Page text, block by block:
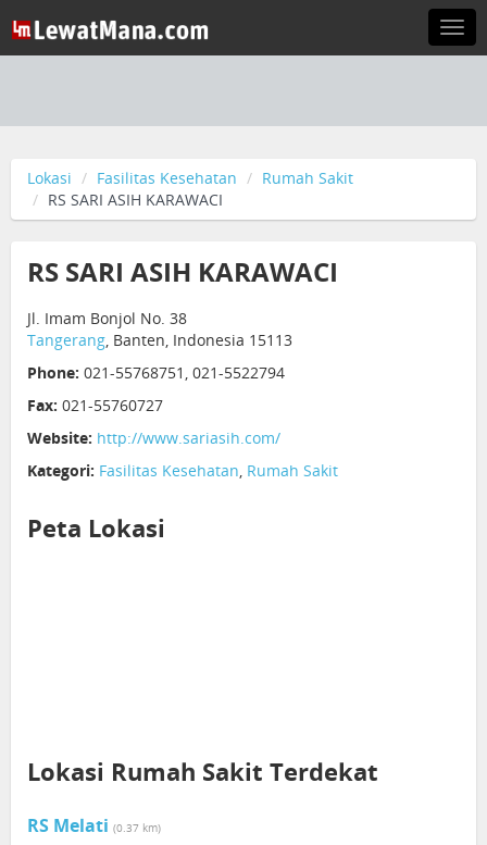
Lokasi Fasilitas Kesehatan
Rumah Sakit
RS SARI ASIH KARAWACI
RS SARI ASIH KARAWACI
Jl. Imam Bonjol No. 38
Tangerang, Banten, Indonesia 15113
Phone: 021-55768751, 021-5522794
Fax: 021-55760727
Website: http://www.sariasih.com/
Kategori: Fasilitas Kesehatan, Rumah Sakit
Peta Lokasi
Lokasi Rumah Sakit Terdekat
RS Melati (0.37 km)